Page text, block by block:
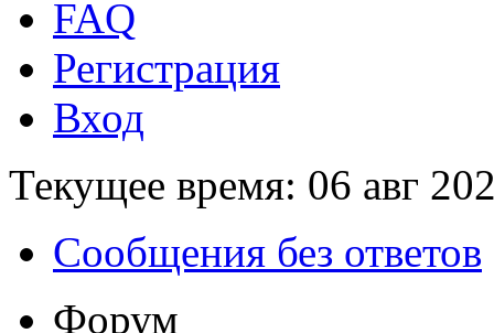
FAQ
Регистрация
Вход
Текущее время: 06 авг
Сообщения без ответов
Форум